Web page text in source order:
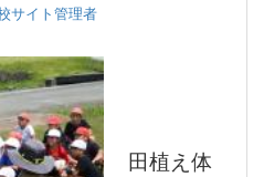
サイト管理者
田植え体